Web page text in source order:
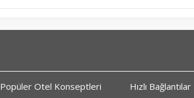
Popüler Otel Konseptleri Hızlı Bağlantılar